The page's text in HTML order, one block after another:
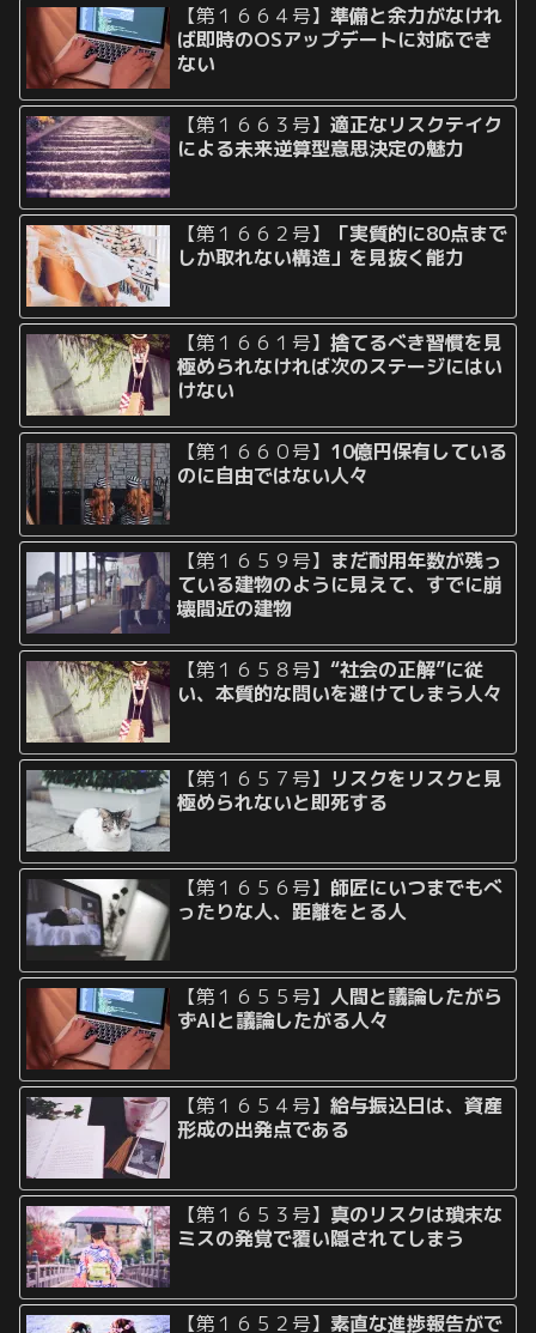
【第１６６４号】準備と余力がなけれ
ば即時のOSアップデートに対応でき
ない
【第１６６３号】適正なリスクテイク
による未来逆算型意思決定の魅力
【第１６６２号】
「実質的に80点まで
しか取れない構造」を見抜く能力
【第１６６１号】捨てるべき習慣を見
極められなければ次のステージにはい
けない
【第１６６０号】 10億円保有している
のに自由ではない人々
【第１６５９号】 まだ耐用年数が残っ
ている建物のように見えて、すでに崩
壊間近の建物
【第１６５８号】“社会の正解”に従
い、本質的な問いを避けてしまう人々
【第１６５７号】 リスクをリスクと見
極められないと即死する
【第１６５６号】 師匠にいつまでもべ
ったりな人、距離をとる人
【第１６５５号】人間と議論したがら
ずAIと議論したがる人々
【第１６５４号】給与振込日は、資産
形成の出発点である
【第１６５３号】 真のリスクは瑣末な
ミスの発覚で覆い隠されてしまう
【第１６５２号】素直な進捗報告がで